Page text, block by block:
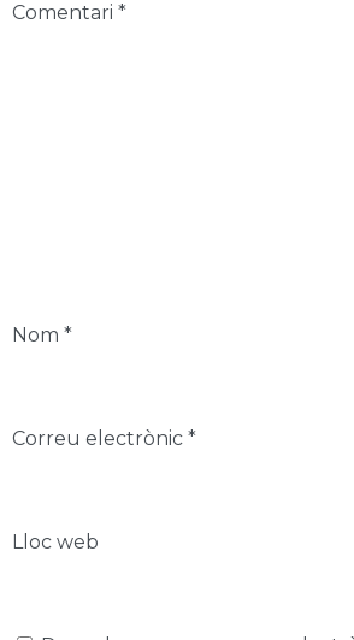
Comentari *
Nom *
Correu electrònic *
Lloc web